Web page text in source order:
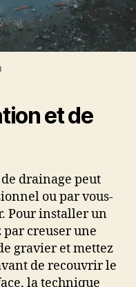
et de
drainage peut
ou par vous-
Pour installer un
creuser une
gravier et mettez
de recouvrir le
la technique